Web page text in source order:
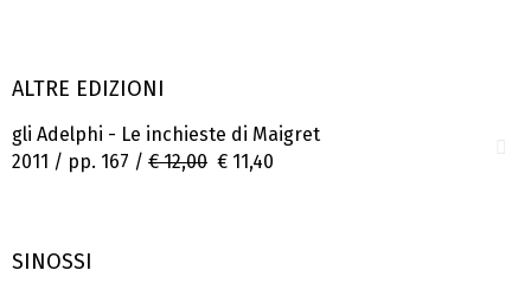
ALTRE EDIZIONI
gli Adelphi - Le inchieste di Maigret
2011 / pp. 167 / € 12,00 € 11,40
SINOSSI